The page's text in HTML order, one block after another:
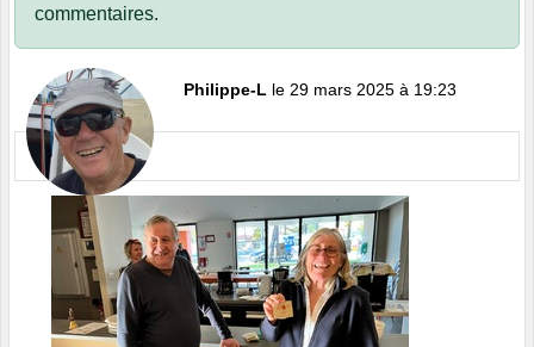
commentaires.
Philippe-L le 29 mars 2025 à 19:23